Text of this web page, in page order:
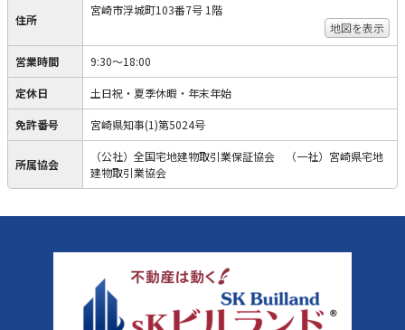
住所
宮崎市浮城町103番7号 1階
地図を表示
営業時間 9:30～18:00
定休日 土日祝・夏季休暇・年末年始
免許番号 宮崎県知事(1)第5024号
所属協会
（公社）全国宅地建物取引業保証協会 （一社）宮崎県宅地
建物取引業協会